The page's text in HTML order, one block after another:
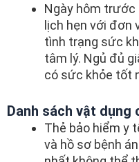
Ngày hôm trước
lịch hẹn với đơn
tình trạng sức
tâm lý. Ngủ đủ
có sức khỏe tốt
Danh sách vật dụng
Thẻ bảo hiểm y
và hồ sơ bệnh